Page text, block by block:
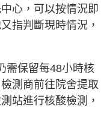
心，可以按情況即
指判斷現時情況，
需保留每48小時核
測商前往院舍提取
站進行核酸檢測，